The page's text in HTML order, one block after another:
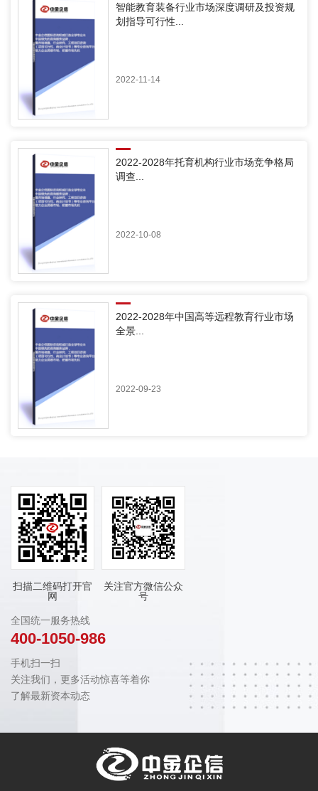
智能教育装备行业市场深度调研及投资规
划指导可行性...
2022-11-14
2022-2028年托育机构行业市场竞争格局
调查...
2022-10-08
2022-2028年中国高等远程教育行业市场
全景...
2022-09-23
扫描二维码打开官
网
关注官方微信公众
号
全国统一服务热线
400-1050-986
手机扫一扫
关注我们，更多活动惊喜等着你
了解最新资本动态